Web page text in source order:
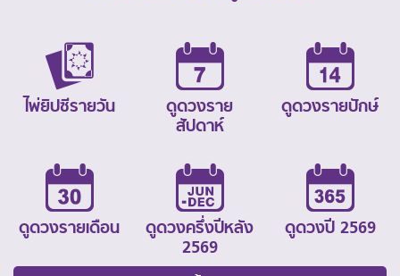
ไพ่ยิปซีรายวัน
ดูดวงราย
สัปดาห์
ดูดวงรายปักษ์
ดูดวงรายเดือน
ดูดวงครึ่งปีหลัง
2569
ดูดวงปี 2569